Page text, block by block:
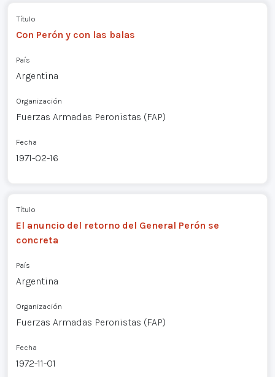
Título
Con Perón y con las balas
País
Argentina
Organización
Fuerzas Armadas Peronistas (FAP)
Fecha
1971-02-16
Título
El anuncio del retorno del General Perón se
concreta
País
Argentina
Organización
Fuerzas Armadas Peronistas (FAP)
Fecha
1972-11-01